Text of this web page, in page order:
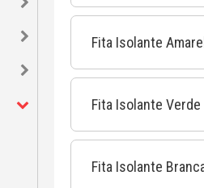
Fita Isolante
Fita Isolante
Fita Isolante